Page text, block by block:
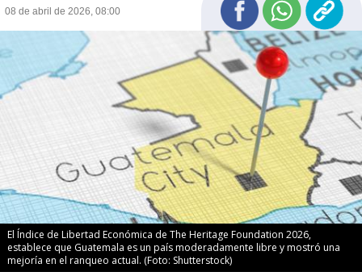
08 de abril de 2026, 08:00
El Índice de Libertad Económica de The Heritage Foundation 2026,
establece que Guatemala es un país moderadamente libre y mostró una
mejoría en el ranqueo actual. (Foto: Shutterstock)